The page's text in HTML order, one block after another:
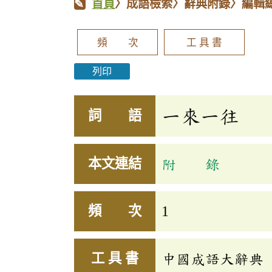
首頁〉成語檢索〉辭典附錄〉編輯
頻 次 工 具 書
列印
詞 語 一來一往
本文連結 附 錄
頻 次 1
工 具 書 中國成語大辭典